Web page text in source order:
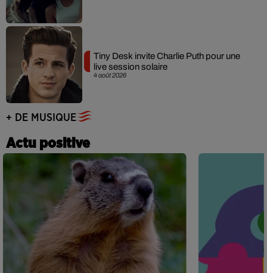
4 août 2026
Tiny Desk invite Charlie Puth pour une
live session solaire
+ DE MUSIQUE
Actu positive